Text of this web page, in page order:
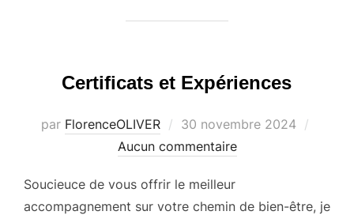
Certificats et Expériences
par FlorenceOLIVER
Publié
le
30 novembre 2024
Aucun commentaire
Soucieuce de vous offrir le meilleur
accompagnement sur votre chemin de bien-être, je